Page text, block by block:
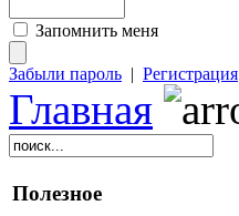
Запомнить меня
Забыли пароль | Регистрация
Главная
Полезное